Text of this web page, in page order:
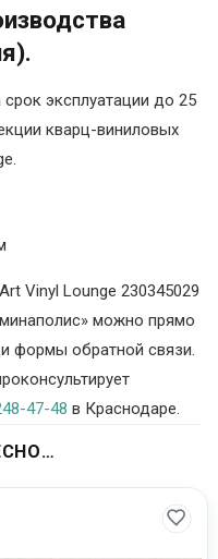
эксплуатации до 25
кварц-виниловых
Vinyl Lounge 230345029
можно прямо
формы обратной связи.
47-48 в Краснодаре.